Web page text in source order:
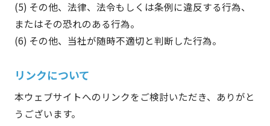
その他、法律、法令もしくは条例に違反する行為、
またはその恐れのある行為。
その他、当社が随時不適切と判断した行為。
リンクについて
本ウェブサイトへのリンクをご検討いただき、ありがと
うございます。